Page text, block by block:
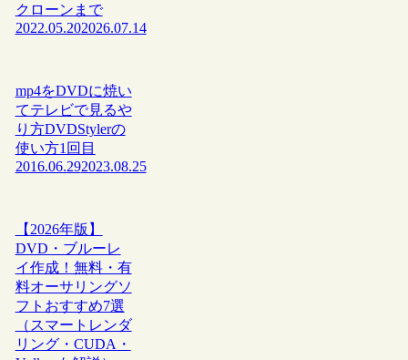
クローンまで
2022.05.202026.07.14
mp4をDVDに焼い
てテレビで見るや
り方DVDStylerの
使い方1回目
2016.06.292023.08.25
【2026年版】
DVD・ブルーレ
イ作成！無料・有
料オーサリングソ
フトおすすめ7選
（スマートレンダ
リング・CUDA・